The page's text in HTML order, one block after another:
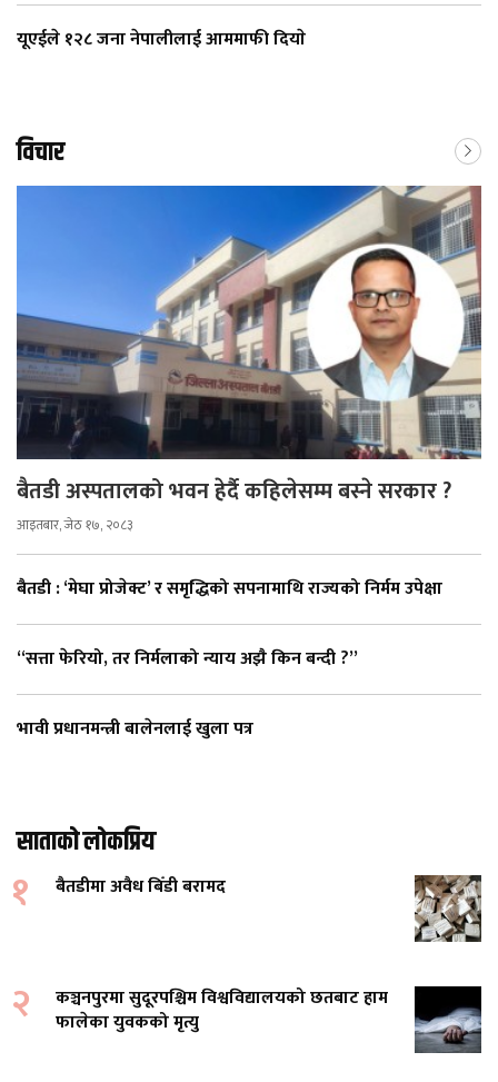
यूएईले १२८ जना नेपालीलाई आममाफी दियाे
विचार
बैतडी अस्पतालको भवन हेर्दै कहिलेसम्म बस्ने सरकार ?
आइतबार, जेठ १७, २०८३
बैतडी : ‘मेघा प्रोजेक्ट’ र समृद्धिको सपनामाथि राज्यको निर्मम उपेक्षा
“सत्ता फेरियो, तर निर्मलाको न्याय अझै किन बन्दी ?”
भावी प्रधानमन्त्री बालेनलाई खुला पत्र
साताको लोकप्रिय
१ बैतडीमा अवैध बिँडी बरामद
२
कञ्चनपुरमा सुदूरपश्चिम विश्वविद्यालयको छतबाट हाम
फालेका युवकको मृत्यु